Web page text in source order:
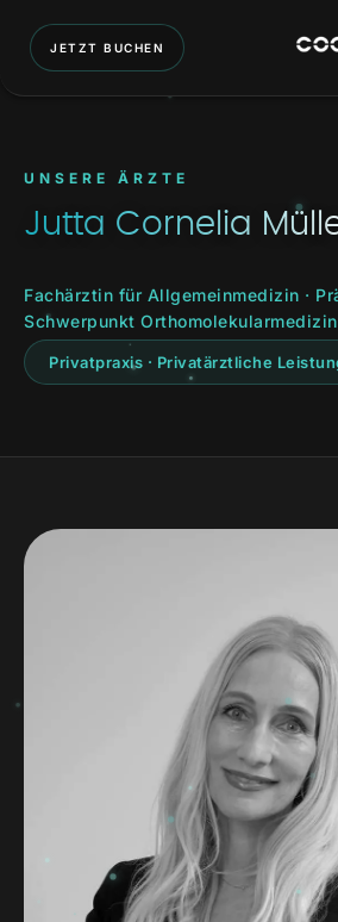
JETZT BUCHEN
UNSERE ÄRZTE
Jutta Cornelia
Fachärztin für Allgemeinmedizin ·
Schwerpunkt
Privatpraxis · Privatärztliche